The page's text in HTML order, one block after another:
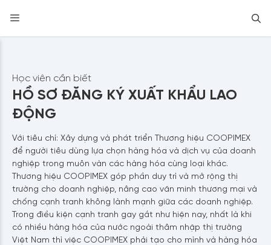
Học viên cần biết
HỒ SƠ ĐĂNG KÝXUẤT KHẨU LAO
ĐỘNG
Với tiêu chí: Xây dựng và phát triển Thương hiệu COOPIMEX
để người tiêu dùng lựa chọn hàng hóa và dịch vụ của doanh
nghiệp trong muôn vàn các hàng hóa cùng loại khác.
Thương hiệu COOPIMEX góp phần duy trì và mở rộng thị
trường cho doanh nghiệp, nâng cao văn minh thương mại và
chống cạnh tranh không lành mạnh giữa các doanh nghiệp.
Trong điều kiện cạnh tranh gay gắt như hiện nay, nhất là khi
có nhiều hàng hóa của nước ngoài thâm nhập thị trường
Việt Nam thì việc COOPIMEX phải tạo cho mình và hàng hóa